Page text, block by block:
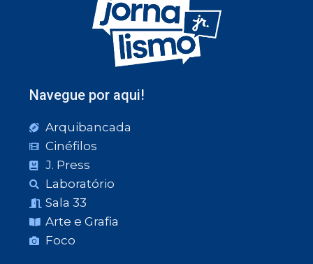
Navegue por aqui!
Arquibancada
Cinéfilos
J. Press
Laboratório
Sala 33
Arte e Grafia
Foco